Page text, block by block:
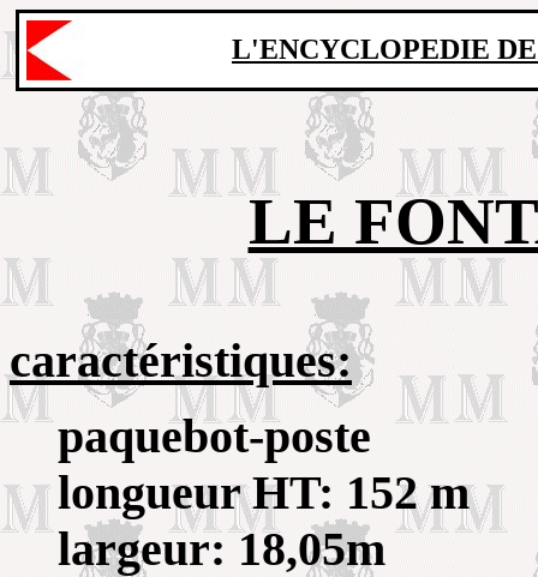
L'ENCYCLOPEDIE
LE
caractéristiques:
paquebot-poste
longueur HT: 152 m
largeur: 18,05m